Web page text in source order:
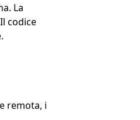
La
codice
remota, i